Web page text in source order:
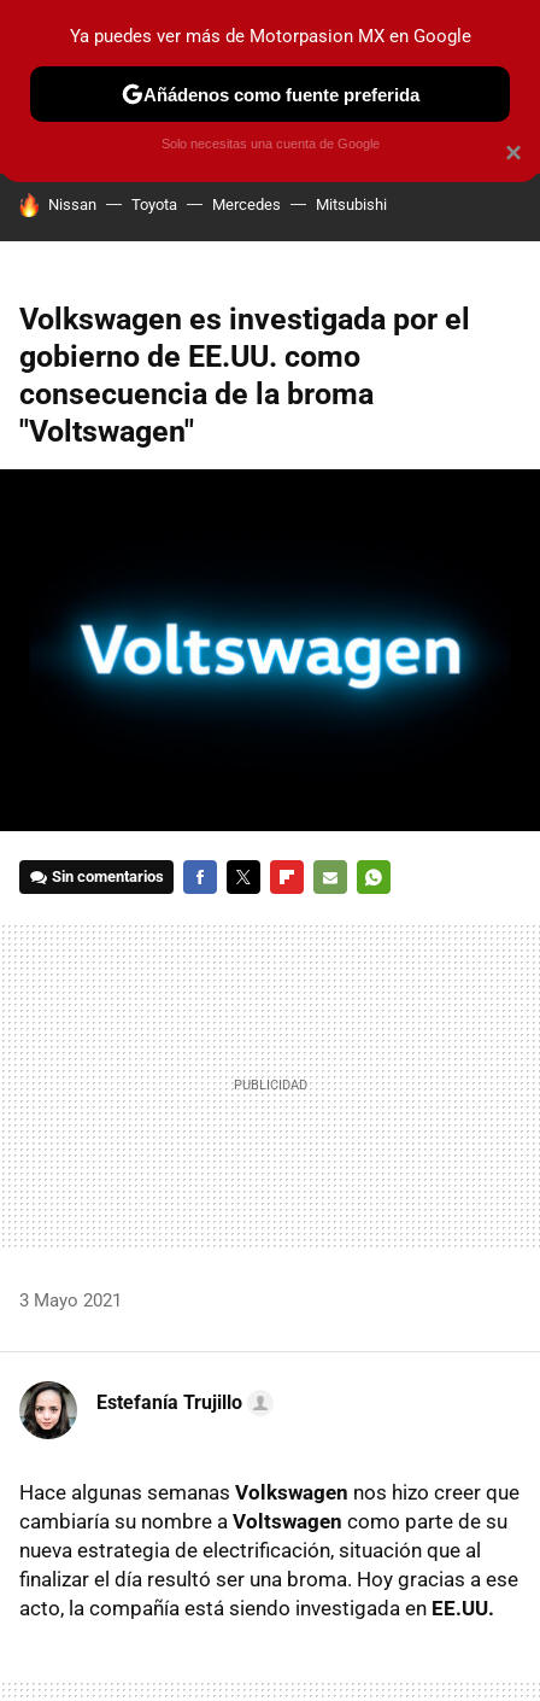
PRUEBAS INDUSTRIA HOY NO CIRCULA
HOY SE HABLA DE
Nissan Toyota Mercedes Mitsubishi
Volkswagen es investigada por el
gobierno de EE.UU. como
consecuencia de la broma
"Voltswagen"
Sin comentarios
MAIL
3 Mayo 2021
Estefanía Trujillo
Hace algunas semanas Volkswagen nos hizo creer que
cambiaría su nombre a Voltswagen como parte de su
nueva estrategia de electrificación, situación que al
finalizar el día resultó ser una broma. Hoy gracias a ese
acto, la compañía está siendo investigada en EE.UU.
×
Ya puedes ver más de Motorpasion MX en Google
Añádenos como fuente preferida
Solo necesitas una cuenta de Google